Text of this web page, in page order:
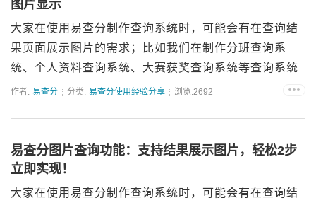
图片显示
大家在使用易查分制作查询系统时，可能会有在查询结
果页面展示图片的需求；比如我们在制作分班查询系
统、个人资料查询系统、大赛获奖查询系统等查询系统
时，需要在查询结果中展示班级群二维码、一寸照片、
作者: 易查分 分类: 易查分使用经验分享 浏览:2692
易查分图片查询功能：支持结果展示图片，轻松2步
立即实现！
大家在使用易查分制作查询系统时，可能会有在查询结